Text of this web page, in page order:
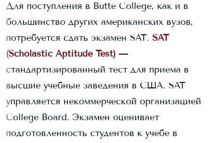
Для поступления в Butte College, как и в
большинство других американских вузов,
потребуется сдать экзамен SAT. SAT
(Scholastic Aptitude Test) —
стандартизированный тест для приема в
высшие учебные заведения в США. SAT
управляется некоммерческой организацией
College Board. Экзамен оценивает
подготовленность студентов к учебе в